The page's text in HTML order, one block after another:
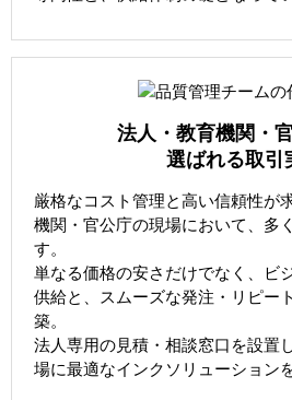
法人・教育機関・
選ばれる取引
厳格なコスト管理と高い信頼性が
機関・官公庁の現場において、多
す。
単なる価格の安さだけでなく、ビ
供給と、スムーズな発注・リピー
築。
法人専用の見積・相談窓口を設置
場に最適なインクソリューション